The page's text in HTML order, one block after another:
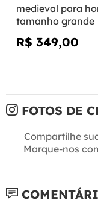
medieval para
tamanho grande
R$ 349,00
FOTOS DE
Compartilhe
Marque-nos